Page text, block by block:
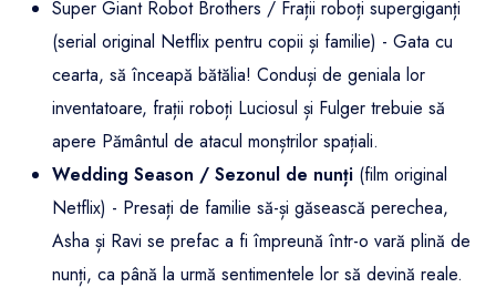
Super Giant Robot Brothers / Frații roboți supergiganți
(serial original Netflix pentru copii și familie) - Gata cu
cearta, să înceapă bătălia! Conduși de geniala lor
inventatoare, frații roboți Luciosul și Fulger trebuie să
apere Pământul de atacul monștrilor spațiali.
Wedding Season / Sezonul de nunți (film original
Netflix) - Presați de familie să-și găsească perechea,
Asha și Ravi se prefac a fi împreună într-o vară plină de
nunți, ca până la urmă sentimentele lor să devină reale.